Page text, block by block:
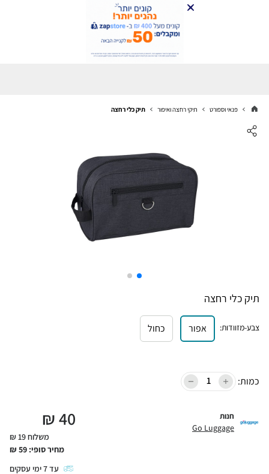
פנאי וספורט תיקי רחצה ואיפור תיק כלי רחצה
תיק כלי רחצה
צבע-מזוודות: אפור כחול
כמות:
חנות
Go Luggage
40
₪
משלוח 19 ₪
מחיר סופי: 59
₪
עד7ימי עסקים